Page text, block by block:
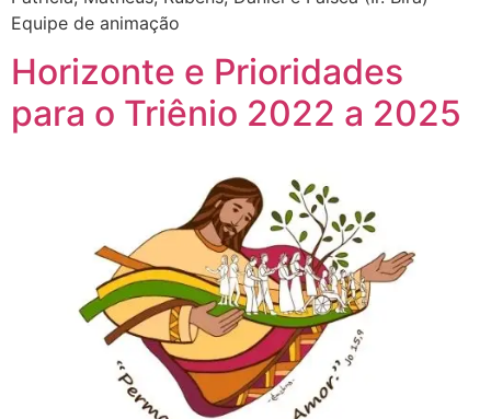
Equipe de animação
Horizonte e Prioridades
para o Triênio 2022 a 2025